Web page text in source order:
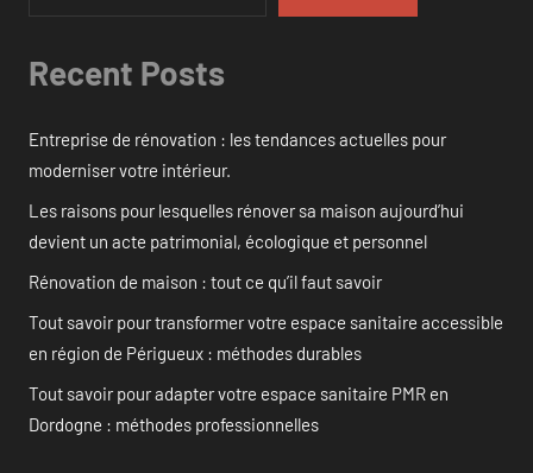
Recent Posts
Entreprise de rénovation : les tendances actuelles pour
moderniser votre intérieur.
Les raisons pour lesquelles rénover sa maison aujourd’hui
devient un acte patrimonial, écologique et personnel
Rénovation de maison : tout ce qu’il faut savoir
Tout savoir pour transformer votre espace sanitaire accessible
en région de Périgueux : méthodes durables
Tout savoir pour adapter votre espace sanitaire PMR en
Dordogne : méthodes professionnelles